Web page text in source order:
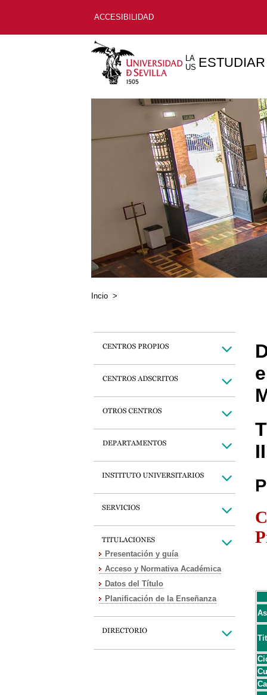
ACCESIBILIDAD
LA
US ESTUDIAR
Incio >
Presentación y guía
Acceso y Normativa Académica
Datos del Título
Planificación de la Enseñanza
II